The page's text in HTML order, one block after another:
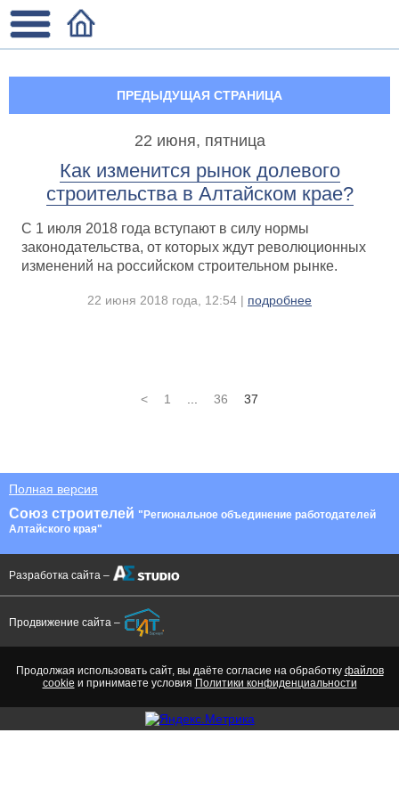
ПРЕДЫДУЩАЯ СТРАНИЦА
22 июня, пятница
Как изменится рынок долевого
строительства в Алтайском крае?
С 1 июля 2018 года вступают в силу нормы
законодательства, от которых ждут революционных
изменений на российском строительном рынке.
22 июня 2018 года, 12:54 | подробнее
< 1 36 37
Полная версия
Союз строителей "Региональное объединение работодателей
Алтайского края"
Разработка сайта –
Продвижение сайта –
Продолжая использовать сайт, вы даёте согласие на обработку файлов
cookie и принимаете условия Политики конфиденциальности